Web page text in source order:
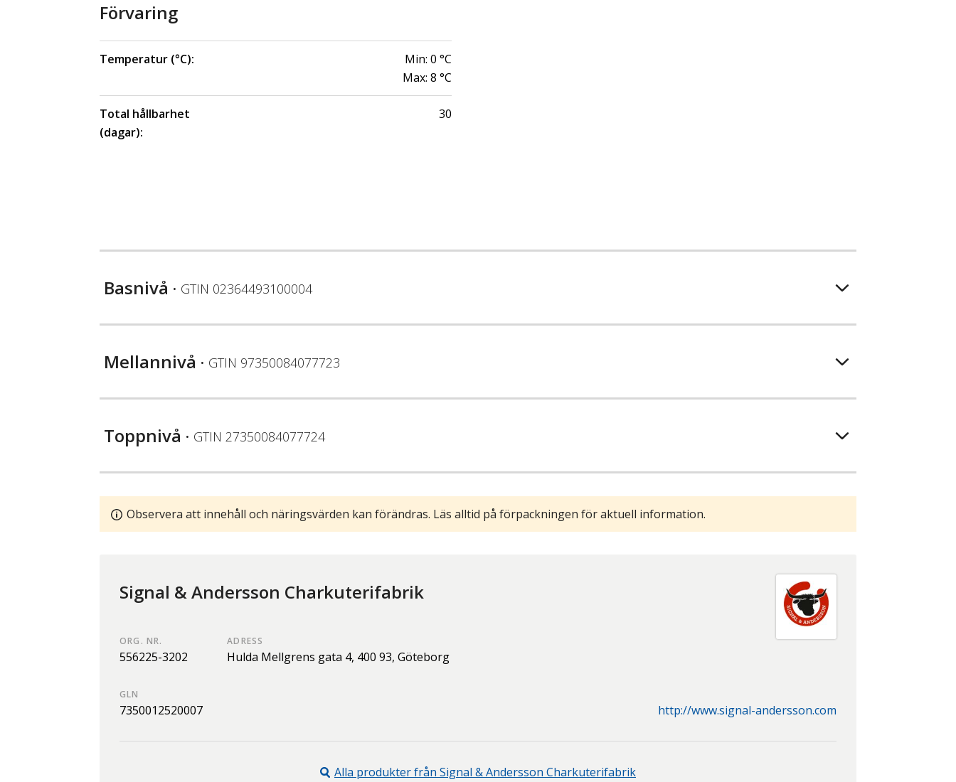
Förvaring
Temperatur (°C): Min: 0 °C
Max: 8 °C
Total hållbarhet
(dagar):
30
Basnivå • GTIN 02364493100004
Mellannivå • GTIN 97350084077723
Toppnivå • GTIN 27350084077724
Observera att innehåll och näringsvärden kan förändras. Läs alltid på förpackningen för aktuell information.
Signal & Andersson Charkuterifabrik
ORG. NR.
556225-3202
GLN
7350012520007
ADRESS
Hulda Mellgrens gata 4, 400 93,Göteborg
http://www.signal-andersson.com
Alla produkter från Signal & Andersson Charkuterifabrik